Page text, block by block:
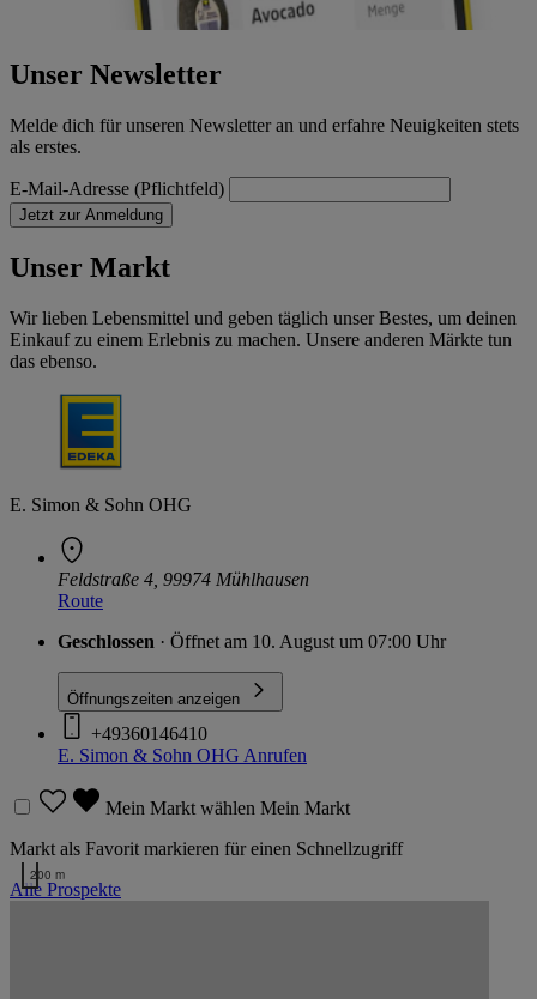
Unser Newsletter
Melde dich für unseren Newsletter an und erfahre Neuigkeiten stets
als erstes.
E-Mail-Adresse (Pflichtfeld)
Jetzt zur Anmeldung
Unser Markt
Wir lieben Lebensmittel und geben täglich unser Bestes, um deinen
Einkauf zu einem Erlebnis zu machen. Unsere anderen Märkte tun
das ebenso.
E. Simon & Sohn OHG
Feldstraße 4, 99974 Mühlhausen
Route
Geschlossen · Öffnet am 10. August um 07:00 Uhr
Öffnungszeiten anzeigen
+49360146410
E. Simon & Sohn OHG Anrufen
Mein Markt wählen Mein Markt
Markt als Favorit markieren für einen Schnellzugriff
Alle Prospekte
200 m